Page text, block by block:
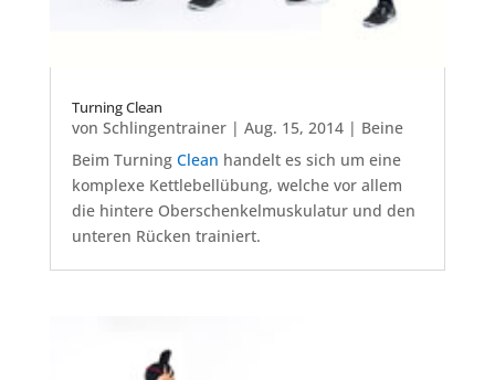
Turning Clean
von Schlingentrainer| Aug. 15, 2014| Beine
Beim Turning Clean handelt es sich um eine
komplexe Kettlebellübung, welche vor allem
die hintere Oberschenkelmuskulatur und den
unteren Rücken trainiert.